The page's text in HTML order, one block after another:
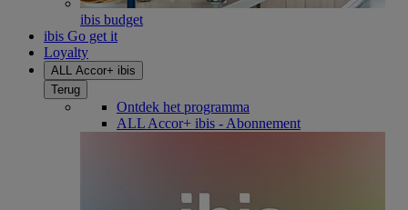
ibis budget
ibis Go get it
Loyalty
ALL Accor+ ibis
Terug
Ontdek het programma
ALL Accor+ ibis - Abonnement